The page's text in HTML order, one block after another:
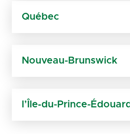
Québec
Nouveau-Brunswick
l’Île‑du-Prince-Édouard